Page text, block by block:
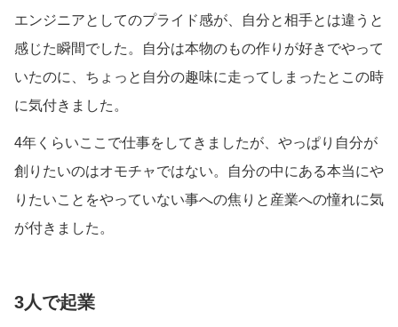
エンジニアとしてのプライド感が、自分と相手とは違うと
感じた瞬間でした。自分は本物のもの作りが好きでやって
いたのに、ちょっと自分の趣味に走ってしまったとこの時
に気付きました。
4年くらいここで仕事をしてきましたが、やっぱり自分が
創りたいのはオモチャではない。自分の中にある本当にや
りたいことをやっていない事への焦りと産業への憧れに気
が付きました。
3人で起業